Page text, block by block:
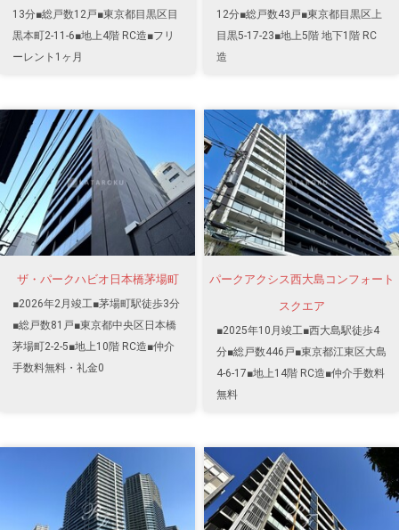
13分■総戸数12戸■東京都目黒区目
黒本町2-11-6■地上4階 RC造■フリ
ーレント1ヶ月
12分■総戸数43戸■東京都目黒区上
目黒5-17-23■地上5階 地下1階 RC
造
ザ・パークハビオ日本橋茅場町
■2026年2月竣工■茅場町駅徒歩3分
■総戸数81戸■東京都中央区日本橋
茅場町2-2-5■地上10階 RC造■仲介
手数料無料・礼金0
パークアクシス西大島コンフォート
スクエア
■2025年10月竣工■西大島駅徒歩4
分■総戸数446戸■東京都江東区大島
4-6-17■地上14階 RC造■仲介手数料
無料